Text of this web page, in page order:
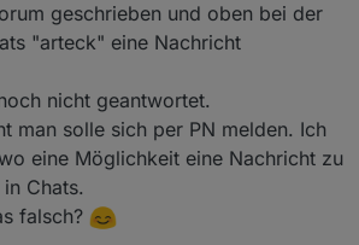
geschrieben und oben bei der
"arteck" eine Nachricht
nicht geantwortet.
man solle sich per PN melden. Ich
eine Möglichkeit eine Nachricht zu
Chats.
falsch?